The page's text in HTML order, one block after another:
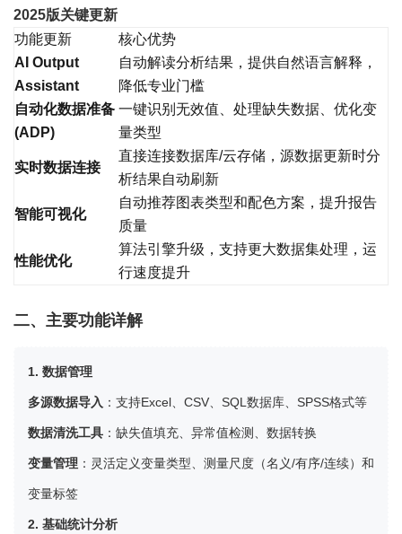
2025版关键更新
功能更新
核心优势
AI Output
Assistant
自动解读分析结果，提供自然语言解释，
降低专业门槛
自动化数据准备
(ADP)
一键识别无效值、处理缺失数据、优化变
量类型
实时数据连接
直接连接数据库/云存储，源数据更新时分
析结果自动刷新
智能可视化
自动推荐图表类型和配色方案，提升报告
质量
性能优化
算法引擎升级，支持更大数据集处理，运
行速度提升
二、主要功能详解
1. 数据管理
多源数据导入 ：支持Excel、CSV、SQL数据库、SPSS格式等
数据清洗工具 ：缺失值填充、异常值检测、数据转换
变量管理 ：灵活定义变量类型、测量尺度（名义/有序/连续）和
变量标签
2. 基础统计分析